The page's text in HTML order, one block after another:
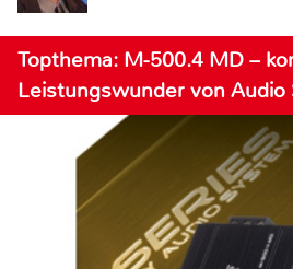
Topthema: M-500.4 MD –
Leistungswunder von Audio